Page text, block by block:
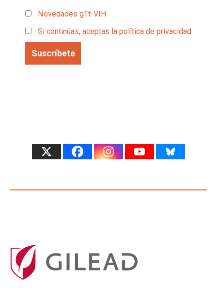
Novedades gTt-VIH
Si continúas, aceptas la política de privacidad